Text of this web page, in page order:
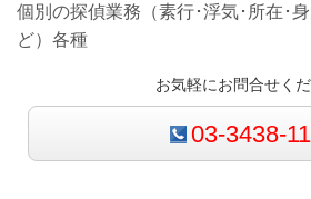
個別の探偵業務（素行･浮気･所在･
ど）各種
お気軽にお問合せく
03-3438-